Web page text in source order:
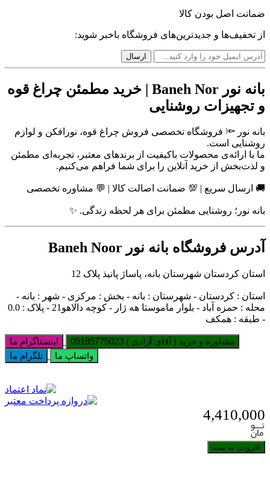
ضمانت اصل بودن کالا
از تخفیف‌ها و جدیدترین‌های فروشگاه باخبر شوید:
بانه نور Baneh Nor | خرید مطمئن چراغ قوه
و تجهیزات روشنایی
بانه نور 🔦 فروشگاه تخصصی فروش چراغ قوه، نورافکن و لوازم
روشنایی است.
ما با ارائه‌ی محصولات باکیفیت از برندهای معتبر، تجربه‌ای مطمئن
و لذت‌بخش از خرید آنلاین را برای شما فراهم می‌کنیم.
🚚 ارسال سریع | 💯 ضمانت اصالت کالا | 💬 مشاوره تخصصی
بانه نور؛ روشنایی مطمئن برای هر لحظه زندگی. ✨
آدرس فروشگاه بانه نور Baneh Noor
استان کردستان شهرستان بانه، پاساژ پانیذ پلاک 12
استان : کردستان - شهرستان : بانه - بخش : مرکزی - شهر : بانه -
محله : حمزه آباد - بلوار ماموستا هه ژار - کوچه دالاهو21 - پلاک : 0.0
- طبقه : همکف
مشاوره و خرید ( آقای آزادی ) 09185775023
اینستاگرام ما
واتساپ ما
تلگرام ما
4,410,000
افزودن به سبد